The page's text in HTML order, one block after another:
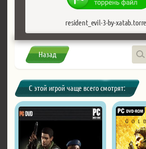
resident_evil-3-by-
Назад
С этой игрой чаще всего смотрят: